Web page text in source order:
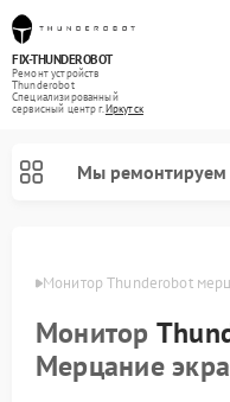
FIX-THUNDEROBOT
Ремонт устройств
Thunderobot
Специализированный
cервисный центр г.Иркутск
Мы ремонтируем
Монитор Thunderobot
Монитор
Мерцание